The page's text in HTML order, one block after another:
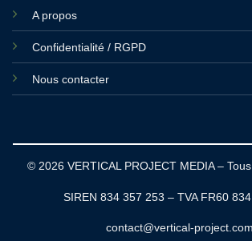
A propos
Confidentialité / RGPD
Nous contacter
© 2026 VERTICAL PROJECT MEDIA –
SIREN 834 357 253 – TVA FR60
contact@vertical-project.com